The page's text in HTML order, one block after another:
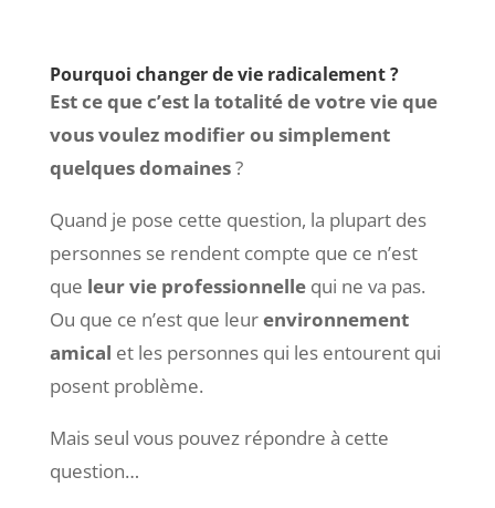
Pourquoi changer de vie radicalement ?
Est ce que c’est la totalité de votre vie que
vous voulez modifier ou simplement
quelques domaines?
Quand je pose cette question, la plupart des
personnes se rendent compte que ce n’est
que leur vie professionnellequi ne va pas.
Ou que ce n’est que leurenvironnement
amical et les personnes qui les entourent qui
posent problème.
Mais seul vous pouvez répondre à cette
question…